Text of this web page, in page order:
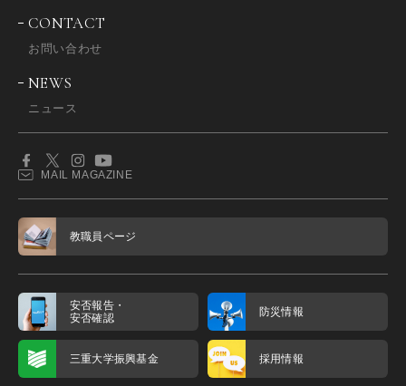
CONTACT
お問い合わせ
NEWS
ニュース
MAIL MAGAZINE
教職員ページ
安否報告・
安否確認
防災情報
三重大学振興基金 採用情報